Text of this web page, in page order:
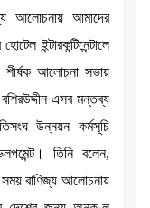
আলোচনায় আমাদের
ইন্টারকন্টিনেন্টালে
শীর্ষক আলোচনা সভায়
এসব মন্তব্য
উন্নয়ন কর্মসূচি
তিনি বলেন,
বাণিজ্য আলোচনায়